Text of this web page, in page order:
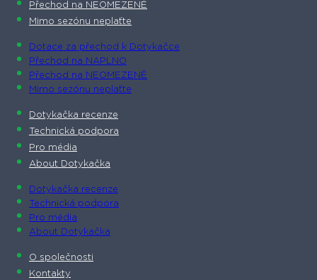
Přechod na NEOMEZENĚ
Mimo sezónu neplaťte
Dotace za přechod k Dotykačce
Přechod na NAPLNO
Přechod na NEOMEZENĚ
Mimo sezónu neplaťte
Dotykačka recenze
Technická podpora
Pro média
About Dotykačka
Dotykačka recenze
Technická podpora
Pro média
About Dotykačka
O společnosti
Kontakty